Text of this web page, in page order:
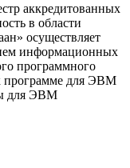
аккредитованных
в области
осуществляет
информационных
программного
программе для ЭВМ
для ЭВМ